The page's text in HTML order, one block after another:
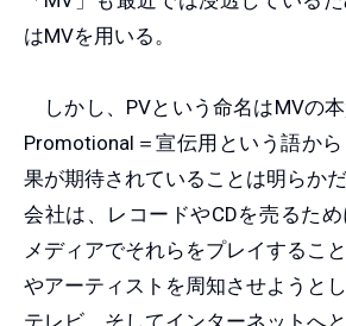
はMVを用いる。
しかし、PVという命名はMVの本
Promotional＝宣伝用という語か
果が期待されていることは明らか
会社は、レコードやCDを売るた
メディアでそれらをプレイするこ
やアーティストを周知させようと